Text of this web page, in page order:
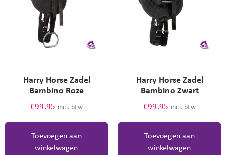
Harry Horse Zadel
Bambino Roze
€99.95 incl. btw
Toevoegen aan
winkelwagen
Harry Horse Zadel
Bambino Zwart
€99.95 incl. btw
Toevoegen aan
winkelwagen